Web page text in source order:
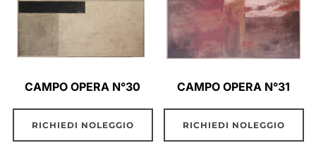
CAMPO OPERA N°30
RICHIEDI NOLEGGIO
CAMPO OPERA N°31
RICHIEDI NOLEGGIO